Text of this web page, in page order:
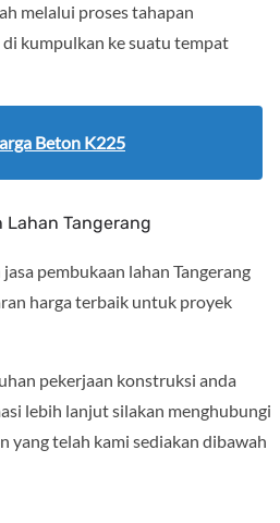
melalui proses tahapan
kumpulkan ke suatu tempat
Beton K225
Lahan Tangerang
pembukaan lahan Tangerang
harga terbaik untuk proyek
pekerjaan konstruksi anda
lebih lanjut silakan menghubungi
yang telah kami sediakan dibawah